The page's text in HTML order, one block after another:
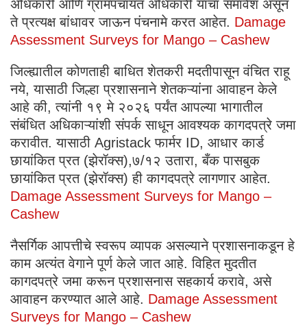
अधिकारी आणि ग्रामपंचायत अधिकारी यांचा समावेश असून
ते प्रत्यक्ष बांधावर जाऊन पंचनामे करत आहेत. Damage
Assessment Surveys for Mango – Cashew
​​जिल्ह्यातील कोणताही बाधित शेतकरी मदतीपासून वंचित राहू
नये, यासाठी जिल्हा प्रशासनाने शेतकऱ्यांना आवाहन केले
आहे की, त्यांनी १९ मे २०२६ पर्यंत आपल्या भागातील
संबंधित अधिकाऱ्यांशी संपर्क साधून आवश्यक कागदपत्रे जमा
करावीत. यासाठी Agristack फार्मर ID, ​आधार कार्ड
छायांकित प्रत (झेरॉक्स),​७/१२ उतारा, ​बँक पासबुक
छायांकित प्रत (झेरॉक्स) ही कागदपत्रे लागणार आहेत.
Damage Assessment Surveys for Mango –
Cashew
​नैसर्गिक आपत्तीचे स्वरूप व्यापक असल्याने प्रशासनाकडून हे
काम अत्यंत वेगाने पूर्ण केले जात आहे. विहित मुदतीत
कागदपत्रे जमा करून प्रशासनास सहकार्य करावे, असे
आवाहन करण्यात आले आहे. Damage Assessment
Surveys for Mango – Cashew